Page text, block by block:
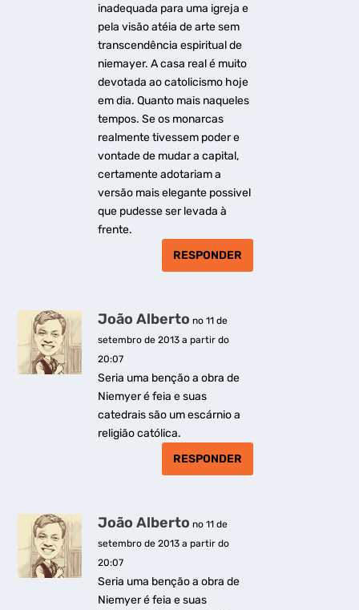
inadequada para uma igreja e
pela visão atéia de arte sem
transcendência espiritual de
niemayer. A casa real é muito
devotada ao catolicismo hoje
em dia. Quanto mais naqueles
tempos. Se os monarcas
realmente tivessem poder e
vontade de mudar a capital,
certamente adotariam a
versão mais elegante possivel
que pudesse ser levada à
frente.
RESPONDER
João Alberto no 11 de
setembro de 2013 a partir do
20:07
Seria uma benção a obra de
Niemyer é feia e suas
catedrais são um escárnio a
religião católica.
RESPONDER
João Alberto no 11 de
setembro de 2013 a partir do
20:07
Seria uma benção a obra de
Niemyer é feia e suas